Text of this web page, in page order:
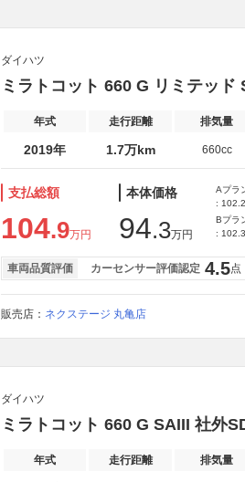
ダイハツ
ミラトコット 660 G リミテッ
年式 走行距離 排気量
2019年 1.7万km 660cc
支払総額
104.9万円
本体価格
94.3万円
Aプラ
:
Bプラ
:
車両品質評価 カーセンサー評価認定 4.5点
販売店： ネクステージ 丸亀店
ダイハツ
ミラトコット 660 G SAIII 社
年式 走行距離 排気量